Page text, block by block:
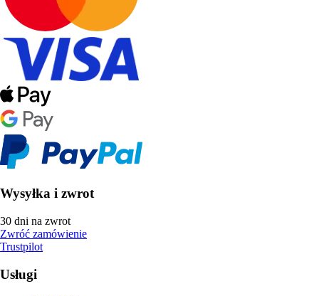
Wysyłka i zwrot
30 dni na zwrot
Zwróć zamówienie
Trustpilot
Usługi